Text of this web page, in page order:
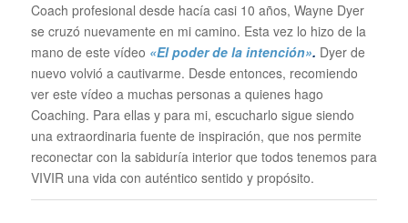
Coach profesional desde hacía casi 10 años, Wayne Dyer
se cruzó nuevamente en mi camino. Esta vez lo hizo de la
mano de este vídeo «El poder de la intención». Dyer de
nuevo volvió a cautivarme. Desde entonces, recomiendo
ver este vídeo a muchas personas a quienes hago
Coaching. Para ellas y para mi, escucharlo sigue siendo
una extraordinaria fuente de inspiración, que nos permite
reconectar con la sabiduría interior que todos tenemos para
VIVIR una vida con auténtico sentido y propósito.